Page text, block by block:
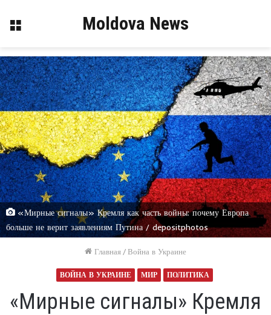
Меню Moldova News
«Мирные сигналы» Кремля как часть войны: почему Европа
больше не верит заявлениям Путина / depositphotos
Главная /Война в Украине
ВОЙНА В УКРАИНЕ МИР ПОЛИТИКА
«Мирные сигналы» Кремля